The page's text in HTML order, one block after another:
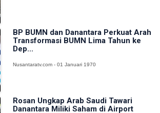
BP BUMN dan Danantara Perkuat Arah
Transformasi BUMN Lima Tahun ke
Dep...
Nusantaratv.com - 01 Januari 1970
Rosan Ungkap Arab Saudi Tawari
Danantara Miliki Saham di Airport